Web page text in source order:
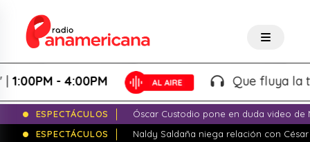
- 4:00PM Que fluya la
ESPECTÁCULOS
Óscar Custodio pone en duda video de
ESPECTÁCULOS
Naldy Saldaña niega relación con